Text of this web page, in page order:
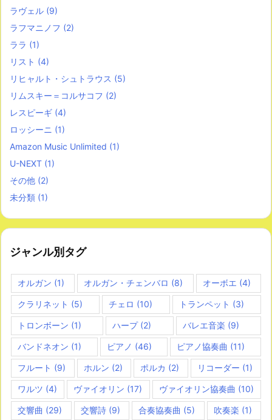
ラヴェル (9)
ラフマニノフ (2)
ララ (1)
リスト (4)
リヒャルト・シュトラウス (5)
リムスキー＝コルサコフ (2)
レスピーギ (4)
ロッシーニ (1)
Amazon Music Unlimited (1)
U-NEXT (1)
その他 (2)
未分類 (1)
ジャンル別タグ
オルガン (1) オルガン・チェンバロ (8) オーボエ (4)
クラリネット (5) チェロ (10) トランペット (3)
トロンボーン (1) ハープ(2) バレエ音楽 (9)
バンドネオン (1) ピアノ (46) ピアノ協奏曲 (11)
フルート (9) ホルン (2) ポルカ (2) リコーダー (1)
ワルツ (4) ヴァイオリン (17) ヴァイオリン協奏曲 (10)
交響曲 (29) 交響詩(9) 合奏協奏曲 (5) 吹奏楽 (1)